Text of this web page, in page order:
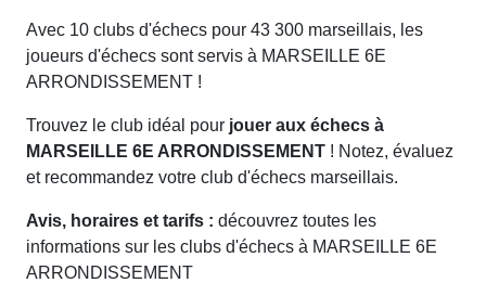
Avec 10 clubs d'échecs pour 43 300 marseillais, les
joueurs d'échecs sont servis à MARSEILLE 6E
ARRONDISSEMENT !
Trouvez le club idéal pour jouer aux échecs à
MARSEILLE 6E ARRONDISSEMENT ! Notez, évaluez
et recommandez votre club d'échecs marseillais.
Avis, horaires et tarifs : découvrez toutes les
informations sur les clubs d'échecs à MARSEILLE 6E
ARRONDISSEMENT